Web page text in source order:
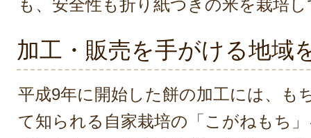
も、安全性も折り紙つきの米を栽培
加工・販売を手がける地域
平成9年に開始した餅の加工には、も
て知られる自家栽培の「こがねもち